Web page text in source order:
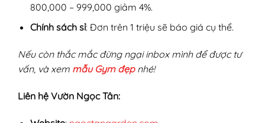
800,000 – 999,000 giảm 4%.
Chính sách sỉ: Đơn trên 1 triệu sẽ báo giá cụ thể.
Nếu còn thắc mắc đừng ngại inbox mình để được tư
vấn, và xem mẫu Gym đẹpnhé!
Liên hệ Vườn Ngọc Tân: